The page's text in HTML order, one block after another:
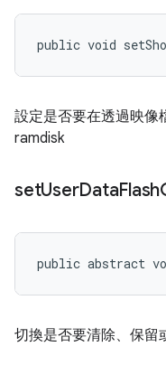
public void
設定是否要在透過映像
ramdisk
setUserDataFlash
public abstract
切換是否要清除、保留